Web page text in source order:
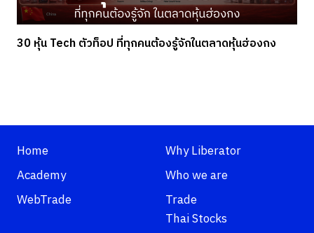
30 หุ้น Tech ตัวท็อป ที่ทุกคนต้องรู้จักในตลาดหุ้นฮ่องกง
Home
Academy
WebTrade
Why Liberator
Who we are
Trade
Thai Stocks